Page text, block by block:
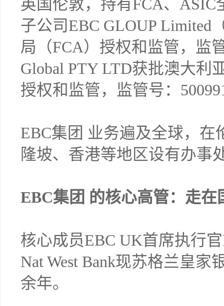
英国伦敦，持有FCA、
子公司EBC GLOUP Limited
局（FCA）授权和监管，监
Global PTY LTD获批澳大利
授权和监管，监管号：
EBC集团 业务遍及全球，
隆坡、香港等地区设有办事
EBC集团 的核心高管：走
核心成员EBC UK首席执行
Nat West Bank现苏格兰皇
余年。